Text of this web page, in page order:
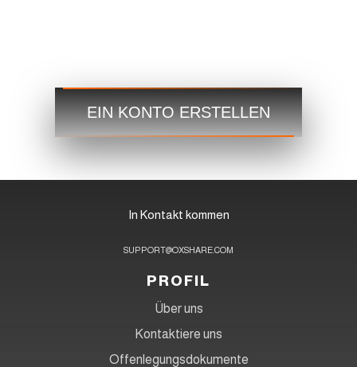
Schritt 3Handeln
EIN KONTO ERSTELLEN
In Kontakt kommen
SUPPORT@OXSHARE.COM
PROFIL
Über uns
Kontaktiere uns
Offenlegungsdokumente